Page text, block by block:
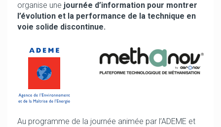
organise une journée d’information pour montrer
l’évolution et la performance de la technique en
voie solide discontinue.
Au programme de la journée animée par l’ADEME et